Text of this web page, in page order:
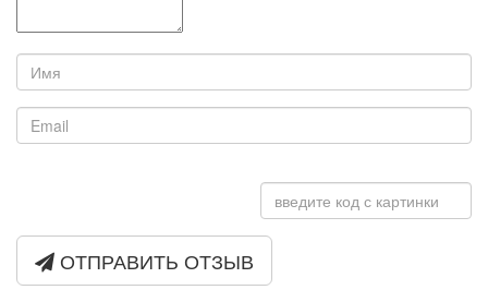
ОТПРАВИТЬ ОТЗЫВ